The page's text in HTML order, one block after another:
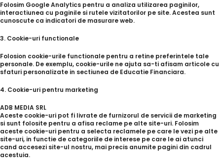
Folosim Google Analytics pentru a analiza utilizarea paginilor,
interactiunea cu paginile si rutele vizitatorilor pe site. Acestea sunt
cunoscute ca indicatori de masurare web.
3. Cookie-uri functionale
Folosion cookie-urile functionale pentru a retine preferintele tale
personale. De exemplu, cookie-urile ne ajuta sa-ti afisam articole cu
sfaturi personalizate in sectiunea de Educatie Financiara.
4. Cookie-uri pentru marketing
ADB MEDIA SRL
Aceste cookie-uri pot fi livrate de furnizorul de servicii de marketing
si sunt folosite pentru a afisa reclame pe alte site-uri. Folosim
aceste cookie-uri pentru a selecta reclamele pe care le vezi pe alte
site-uri, in functie de categoriile de interese pe care le ai atunci
cand accesezi site-ul nostru, mai precis anumite pagini din cadrul
acestuia.